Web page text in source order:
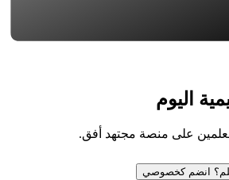
اليوم
على منصة مجتهد أفق.
انضم كخصوصي